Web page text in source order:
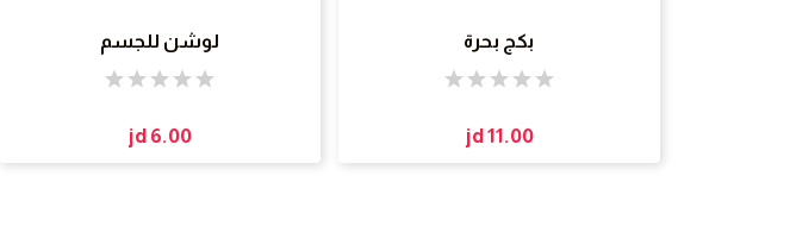
بكج بحرة
jd 11.00
لوشن للجسم
jd 6.00